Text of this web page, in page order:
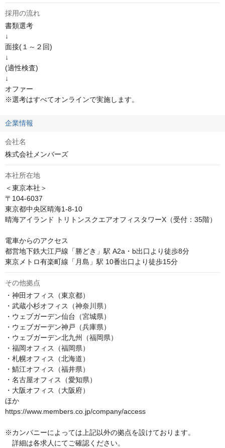
採用の流れ
書類選考
↓
面接(１～２回)
↓
(適性検査)
↓
オファー
※選考はすべてオンラインで実施します。
企業情報
会社名
株式会社メンバーズ
本社所在地
＜東京本社＞
〒104-6037
東京都中央区晴海1-8-10
晴海アイランド トリトンスクエアオフィスタワーX（受付：35階）
電車からのアクセス
都営地下鉄大江戸線「勝どき」駅 A2a・b出口より徒歩8分
東京メトロ有楽町線「月島」駅 10番出口より徒歩15分
その他拠点
・神田オフィス（東京都）
・武蔵小杉オフィス（神奈川県）
・ウェブガーデン仙台（宮城県）
・ウェブガーデン神戸（兵庫県）
・ウェブガーデン北九州（福岡県）
・福岡オフィス（福岡県）
・札幌オフィス（北海道）
・鯖江オフィス（福井県）
・名古屋オフィス（愛知県）
・大阪オフィス（大阪府）
ほか
https://www.members.co.jp/company/access
※カンパニーによっては上記以外の拠点を設けております。
詳細は各求人にてご確認ください。